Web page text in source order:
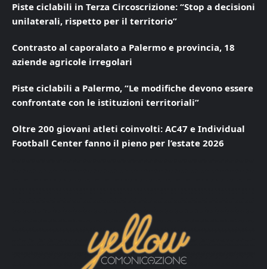
Piste ciclabili in Terza Circoscrizione: “Stop a decisioni
unilaterali, rispetto per il territorio”
Contrasto al caporalato a Palermo e provincia, 18
aziende agricole irregolari
Piste ciclabili a Palermo, “Le modifiche devono essere
confrontate con le istituzioni territoriali”
Oltre 200 giovani atleti coinvolti: AC47 e Individual
Football Center fanno il pieno per l’estate 2026